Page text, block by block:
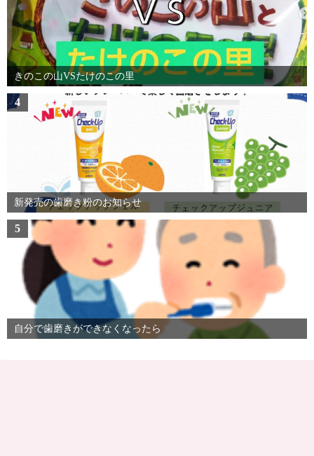
きのこの山VSたけのこの里
4
新発売の歯磨き粉のお知らせ
5
自分で歯磨きができなくなったら